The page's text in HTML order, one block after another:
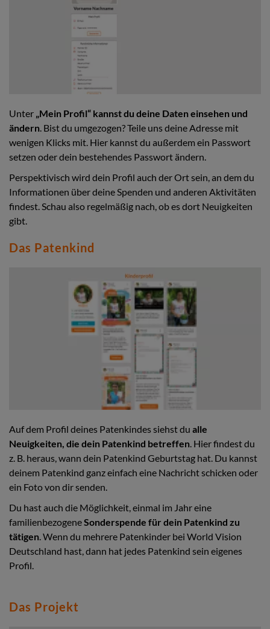
Unter „Mein Profil“ kannst du deine Daten einsehen und
ändern. Bist du umgezogen? Teile uns deine Adresse mit
wenigen Klicks mit. Hier kannst du außerdem ein Passwort
setzen oder dein bestehendes Passwort ändern.
Perspektivisch wird dein Profil auch der Ort sein, an dem du
Informationen über deine Spenden und anderen Aktivitäten
findest. Schau also regelmäßig nach, ob es dort Neuigkeiten
gibt.
Das Patenkind
Auf dem Profil deines Patenkindes siehst du alle
Neuigkeiten, die dein Patenkind betreffen . Hier findest du
z. B. heraus, wann dein Patenkind Geburtstag hat. Du kannst
deinem Patenkind ganz einfach eine Nachricht schicken oder
ein Foto von dir senden.
Du hast auch die Möglichkeit, einmal im Jahr eine
familienbezogene Sonderspende für dein Patenkind zu
tätigen . Wenn du mehrere Patenkinder bei World Vision
Deutschland hast, dann hat jedes Patenkind sein eigenes
Profil.
Das Projekt